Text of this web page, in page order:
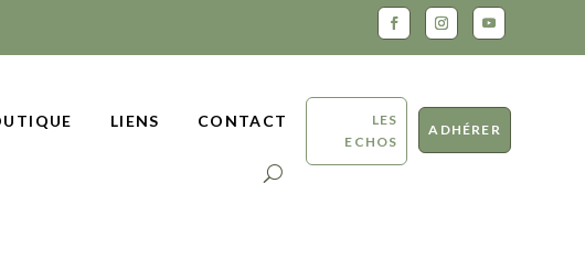
LIENS CONTACT
LES
ECHOS
ADHÉRER